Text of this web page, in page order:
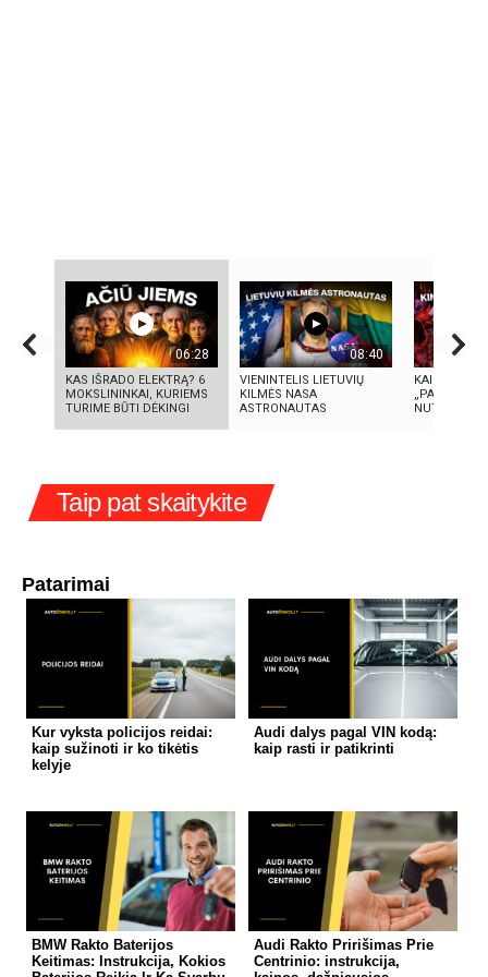
06:28
KAS IŠRADO ELEKTRĄ? 6
MOKSLININKAI, KURIEMS
TURIME BŪTI DĖKINGI
08:40
VIENINTELIS LIETUVIŲ
KILMĖS NASA
ASTRONAUTAS
KAIP KINIJA
„PASAULIO
NUTYLĖTA
Taip pat skaitykite
Patarimai
Kur vyksta policijos reidai:
kaip sužinoti ir ko tikėtis
kelyje
Audi dalys pagal VIN kodą:
kaip rasti ir patikrinti
BMW Rakto Baterijos
Keitimas: Instrukcija, Kokios
Audi Rakto Pririšimas Prie
Centrinio: instrukcija,